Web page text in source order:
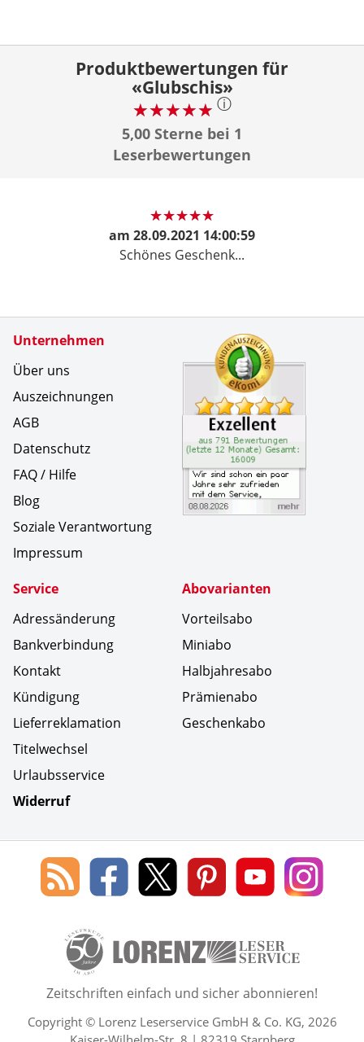
Produktbewertungen für
«Glubschis»
ⓘ
5,00 Sterne bei 1
Leserbewertungen
am 28.09.2021 14:00:59
Schönes Geschenk...
Unternehmen
Über uns
Auszeichnungen
AGB
Datenschutz
FAQ / Hilfe
Blog
Soziale Verantwortung
Impressum
Service
Adressänderung
Bankverbindung
Kontakt
Kündigung
Lieferreklamation
Titelwechsel
Urlaubsservice
Widerruf
Abovarianten
Vorteilsabo
Miniabo
Halbjahresabo
Prämienabo
Geschenkabo
Zertifikate
Social Media
Blog
des
Leserservice
Lorenz
Leserservice
Lorenz
Leserservice
Lorenz
Leserservice
Lorenz
Leserservice
Lorenz
50 Lesefreude im Abo Jahre
Zeitschriften einfach und sicher abonnieren!
Copyright © Lorenz Leserservice GmbH & Co. KG, 2026